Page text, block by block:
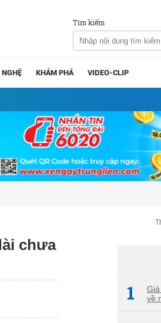
Tìm kiếm
NGHỆ KHÁM PHÁ VIDEO-CLIP
chưa
1
về